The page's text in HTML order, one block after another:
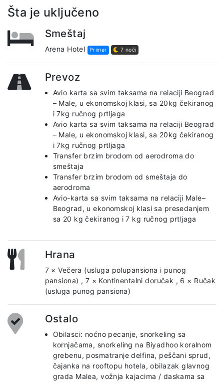
Šta je uključeno
Smeštaj
Arena Hotel Primer 7 noći
Prevoz
Avio karta sa svim taksama na relaciji Beograd
– Male, u ekonomskoj klasi, sa 20kg čekiranog
i 7kg ručnog prtljaga
Avio karta sa svim taksama na relaciji Beograd
– Male, u ekonomskoj klasi, sa 20kg čekiranog
i 7kg ručnog prtljaga
Transfer brzim brodom od aerodroma do
smeštaja
Transfer brzim brodom od smeštaja do
aerodroma
Avio-karta sa svim taksama na relaciji Male–
Beograd, u ekonomskoj klasi sa presedanjem
sa 20 kg čekiranog i 7 kg ručnog prtljaga
Hrana
7 × Večera (usluga polupansiona i punog
pansiona) , 7 × Kontinentalni doručak , 6 × Ručak
(usluga punog pansiona)
Ostalo
Obilasci: noćno pecanje, snorkeling sa
kornjačama, snorkeling na Biyadhoo koralnom
grebenu, posmatranje delfina, peščani sprud,
čajanka na rooftopu hotela, obilazak glavnog
grada Malea, vožnja kajacima / daskama sa